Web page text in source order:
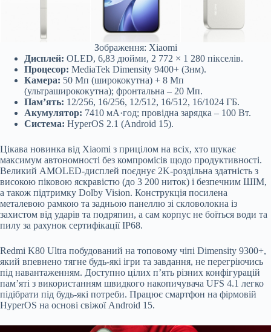
Зображення: Xiaomi
Дисплей: OLED, 6,83 дюйми, 2 772 × 1 280 пікселів.
Процесор: MediaTek Dimensity 9400+ (3нм).
Камера: 50 Мп (ширококутна) + 8 Мп
(ультраширококутна); фронтальна – 20 Мп.
Пам’ять: 12/256, 16/256, 12/512, 16/512, 16/1024 ГБ.
Акумулятор: 7410 мА·год; провідна зарядка – 100 Вт.
Система: HyperOS 2.1 (Android 15).
Цікава новинка від Xiaomi з прицілом на всіх, хто шукає
максимум автономності без компромісів щодо продуктивності.
Великий AMOLED-дисплей поєднує 2K-роздільна здатність з
високою піковою яскравістю (до 3 200 ниток) і безпечним ШІМ,
а також підтримку Dolby Vision. Конструкція посилена
металевою рамкою та задньою панеллю зі скловолокна із
захистом від ударів та подряпин, а сам корпус не боїться води та
пилу за рахунок сертифікації IP68.
Redmi K80 Ultra побудований на топовому чіпі Dimensity 9300+,
який впевнено тягне будь-які ігри та завдання, не перегріючись
під навантаженням. Доступно цілих п’ять різних конфігурацій
пам’яті з використанням швидкого накопичувача UFS 4.1 легко
підібрати під будь-які потреби. Працює смартфон на фірмовій
HyperOS на основі свіжої Android 15.